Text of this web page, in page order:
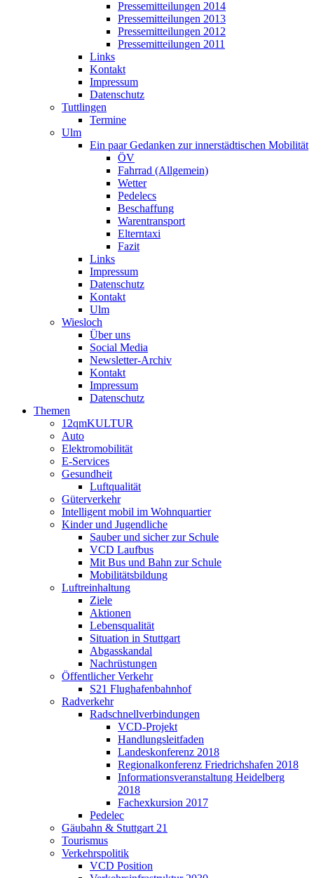
Pressemitteilungen 2014
Pressemitteilungen 2013
Pressemitteilungen 2012
Pressemitteilungen 2011
Links
Kontakt
Impressum
Datenschutz
Tuttlingen
Termine
Ulm
Ein paar Gedanken zur innerstädtischen Mobilität
ÖV
Fahrrad (Allgemein)
Wetter
Pedelecs
Beschaffung
Warentransport
Elterntaxi
Fazit
Links
Impressum
Datenschutz
Kontakt
Ulm
Wiesloch
Über uns
Social Media
Newsletter-Archiv
Kontakt
Impressum
Datenschutz
Themen
12qmKULTUR
Auto
Elektromobilität
E-Services
Gesundheit
Luftqualität
Güterverkehr
Intelligent mobil im Wohnquartier
Kinder und Jugendliche
Sauber und sicher zur Schule
VCD Laufbus
Mit Bus und Bahn zur Schule
Mobilitätsbildung
Luftreinhaltung
Ziele
Aktionen
Lebensqualität
Situation in Stuttgart
Abgasskandal
Nachrüstungen
Öffentlicher Verkehr
S21 Flughafenbahnhof
Radverkehr
Radschnellverbindungen
VCD-Projekt
Handlungsleitfaden
Landeskonferenz 2018
Regionalkonferenz Friedrichshafen 2018
Informationsveranstaltung Heidelberg
2018
Fachexkursion 2017
Pedelec
Gäubahn & Stuttgart 21
Tourismus
Verkehrspolitik
VCD Position